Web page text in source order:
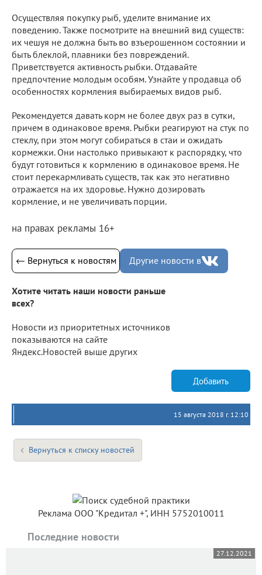
Осуществляя покупку рыб, уделите внимание их
поведению. Также посмотрите на внешний вид существ:
их чешуя не должна быть во взъерошенном состоянии и
быть блеклой, плавники без повреждений.
Приветствуется активность рыбки. Отдавайте
предпочтение молодым особям. Узнайте у продавца об
особенностях кормления выбираемых видов рыб.
Рекомендуется давать корм не более двух раз в сутки,
причем в одинаковое время. Рыбки реагируют на стук по
стеклу, при этом могут собираться в стаи и ожидать
кормежки. Они настолько привыкают к распорядку, что
будут готовиться к кормлению в одинаковое время. Не
стоит перекармливать существ, так как это негативно
отражается на их здоровье. Нужно дозировать
кормление, и не увеличивать порции.
на правах рекламы 16+
← Вернуться к новостям Другие новости в
Хотите читать наши новости раньше
всех?
Новости из приоритетных источников
показываются на сайте
Яндекс.Новостей выше других
Добавить
15 августа 2018 г. 12:10
Вернуться к списку новостей
Реклама ООО "Кредитал +", ИНН 5752010011
Последние новости
27.12.2021